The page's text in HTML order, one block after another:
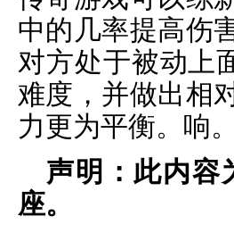
中的几率提高伤
对方处于被动上
难度，并做出相
力更为平衡。响。
声明：此内容
座。